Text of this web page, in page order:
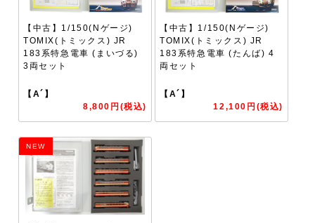
【中古】1/150(Nゲージ)
TOMIX(トミックス) JR
183系特急電車 (まいづる)
3両セット
【A´】
8,800円(税込)
【中古】1/150(Nゲージ)
TOMIX(トミックス) JR
183系特急電車 (たんば) 4
両セット
【A´】
12,100円(税込)
NEW